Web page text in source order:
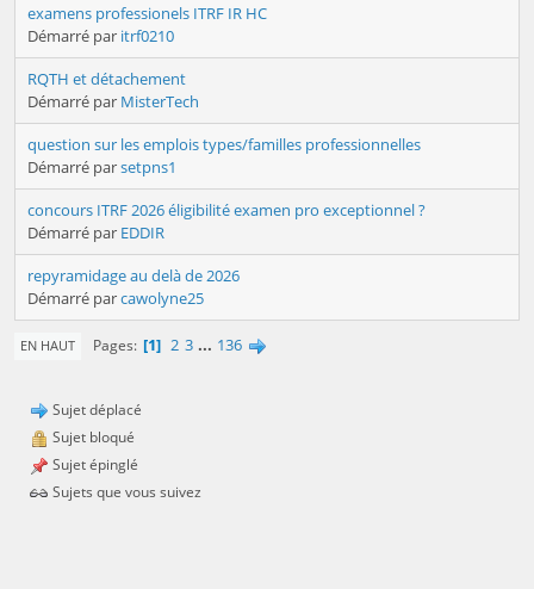
examens professionels ITRF IR HC
Démarré par itrf0210
RQTH et détachement
Démarré par MisterTech
question sur les emplois types/familles professionnelles
Démarré parsetpns1
concours ITRF 2026 éligibilité examen pro exceptionnel ?
Démarré par EDDIR
repyramidage au delà de 2026
Démarré parcawolyne25
EN HAUT Pages 1 2 3 ... 136
Sujet déplacé
Sujet bloqué
Sujet épinglé
Sujets que vous suivez